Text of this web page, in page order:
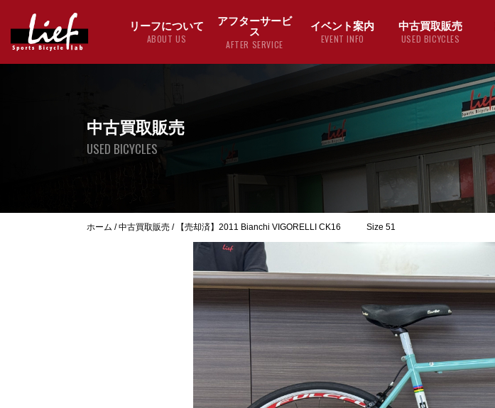
リーフについて
ABOUT US
アフターサービ
ス
AFTER SERVICE
イベント案内
EVENT INFO
中古買取販売
USED BICYCLES
中古買取販売
USED BICYCLES
ホーム /中古買取販売 / 【売却済】2011 Bianchi VIGORELLI CK16 Size 51